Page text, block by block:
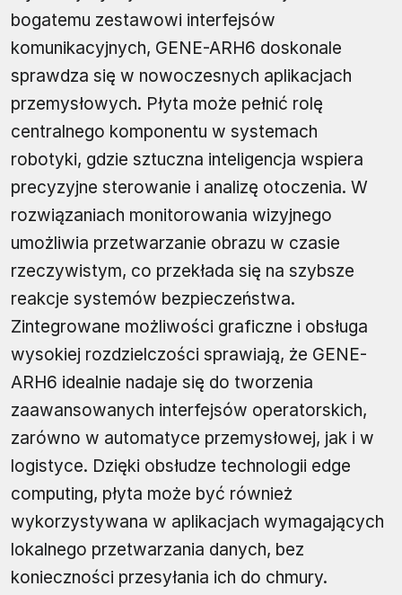
bogatemu zestawowi interfejsów
komunikacyjnych, GENE-ARH6 doskonale
sprawdza się w nowoczesnych aplikacjach
przemysłowych. Płyta może pełnić rolę
centralnego komponentu w systemach
robotyki, gdzie sztuczna inteligencja wspiera
precyzyjne sterowanie i analizę otoczenia. W
rozwiązaniach monitorowania wizyjnego
umożliwia przetwarzanie obrazu w czasie
rzeczywistym, co przekłada się na szybsze
reakcje systemów bezpieczeństwa.
Zintegrowane możliwości graficzne i obsługa
wysokiej rozdzielczości sprawiają, że GENE-
ARH6 idealnie nadaje się do tworzenia
zaawansowanych interfejsów operatorskich,
zarówno w automatyce przemysłowej, jak i w
logistyce. Dzięki obsłudze technologii edge
computing, płyta może być również
wykorzystywana w aplikacjach wymagających
lokalnego przetwarzania danych, bez
konieczności przesyłania ich do chmury.